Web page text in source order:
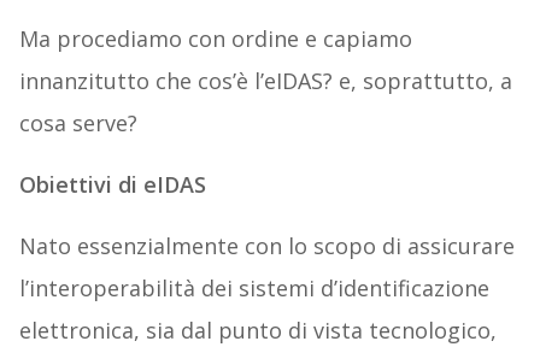
Ma procediamo con ordine e capiamo
innanzitutto che cos’è l’eIDAS? e, soprattutto, a
cosa serve?
Obiettivi di eIDAS
Nato essenzialmente con lo scopo di assicurare
l’interoperabilità dei sistemi d’identificazione
elettronica, sia dal punto di vista tecnologico,